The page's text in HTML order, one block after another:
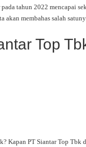
pada tahun 2022 mencapai
akan membahas salah
Top
Kapan PT Siantar Top